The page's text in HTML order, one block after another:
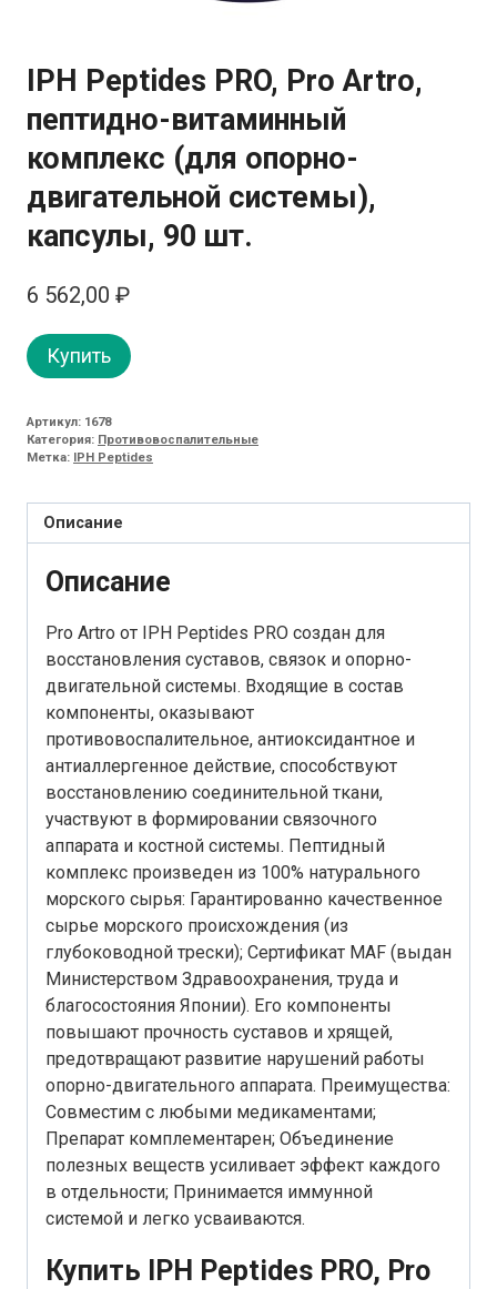
IPH Peptides PRO, Pro Artro,
пептидно-витаминный
комплекс (для опорно-
двигательной системы),
капсулы, 90 шт.
6 562,00 ₽
Купить
Артикул: 1678
Категория: Противовоспалительные
Метка: IPH Peptides
Описание
Описание
Pro Artro от IPH Peptides PRO создан для
восстановления суставов, связок и опорно-
двигательной системы. Входящие в состав
компоненты, оказывают
противовоспалительное, антиоксидантное и
антиаллергенное действие, способствуют
восстановлению соединительной ткани,
участвуют в формировании связочного
аппарата и костной системы. Пептидный
комплекс произведен из 100% натурального
морского сырья: Гарантированно качественное
сырье морского происхождения (из
глубоководной трески); Сертификат MAF (выдан
Министерством Здравоохранения, труда и
благосостояния Японии). Его компоненты
повышают прочность суставов и хрящей,
предотвращают развитие нарушений работы
опорно-двигательного аппарата. Преимущества:
Совместим с любыми медикаментами;
Препарат комплементарен; Объединение
полезных веществ усиливает эффект каждого
в отдельности; Принимается иммунной
системой и легко усваиваются.
Купить IPH Peptides PRO, Pro